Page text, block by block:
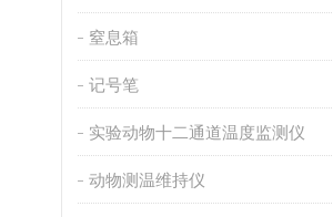
窒息箱
记号笔
实验动物十二通道温度监测仪
动物测温维持仪